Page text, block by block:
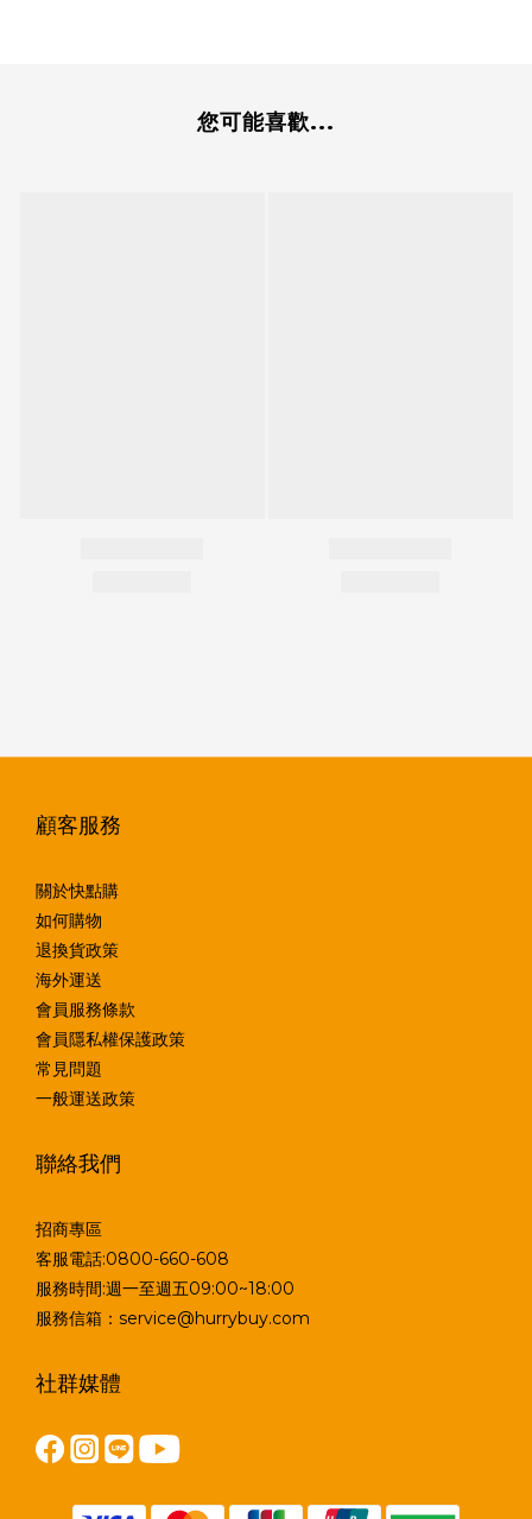
您可能喜歡...
顧客服務
關於快點購
如何購物
退換貨政策
海外運送
會員服務條款
會員隱私權保護政策
常見問題
一般運送政策
聯絡我們
招商專區
客服電話:0800-660-608
服務時間:週一至週五09:00~18:00
服務信箱：service@hurrybuy.com
社群媒體